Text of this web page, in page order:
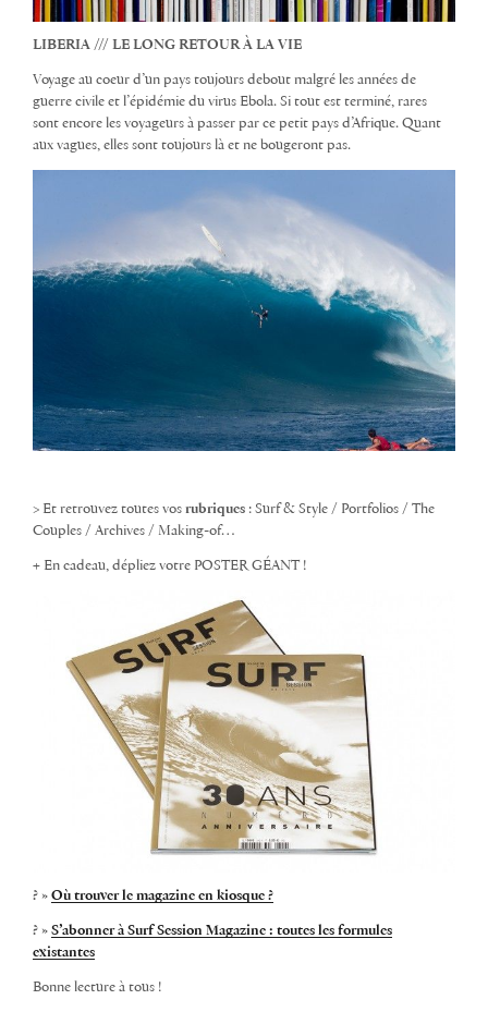
LIBERIA /// LE LONG RETOUR À LA VIE
Voyage au coeur d’un pays toujours debout malgré les années de
guerre civile et l’épidémie du virus Ebola. Si tout est terminé, rares
sont encore les voyageurs à passer par ce petit pays d’Afrique. Quant
aux vagues, elles sont toujours là et ne bougeront pas.
> Et retrouvez toutes vos rubriques : Surf & Style / Portfolios / The
Couples / Archives / Making-of…
+ En cadeau, dépliez votre POSTER GÉANT !
? » Où trouver le magazine en kiosque ?
? » S’abonner à Surf Session Magazine : toutes les formules
existantes
Bonne lecture à tous !